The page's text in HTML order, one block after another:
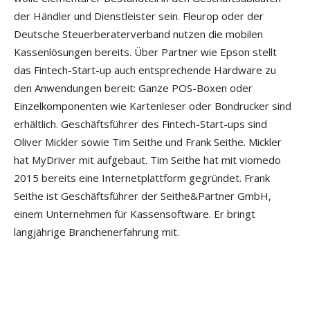
der Händler und Dienstleister sein. Fleurop oder der
Deutsche Steuerberaterverband nutzen die mobilen
Kassenlösungen bereits. Über Partner wie Epson stellt
das Fintech-Start-up auch entsprechende Hardware zu
den Anwendungen bereit: Ganze POS-Boxen oder
Einzelkomponenten wie Kartenleser oder Bondrucker sind
erhältlich. Geschäftsführer des Fintech-Start-ups sind
Oliver Mickler sowie Tim Seithe und Frank Seithe. Mickler
hat MyDriver mit aufgebaut. Tim Seithe hat mit viomedo
2015 bereits eine Internetplattform gegründet. Frank
Seithe ist Geschäftsführer der Seithe&Partner GmbH,
einem Unternehmen für Kassensoftware. Er bringt
langjährige Branchenerfahrung mit.